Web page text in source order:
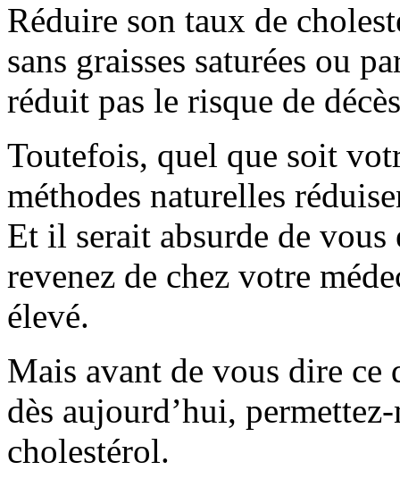
Réduire son taux de
sans graisses saturées ou
réduit pas le risque de
Toutefois, quel que soit
méthodes naturelles
Et il serait absurde de
revenez de chez votre
élevé.
Mais avant de vous dire ce
dès aujourd’hui,
cholestérol.